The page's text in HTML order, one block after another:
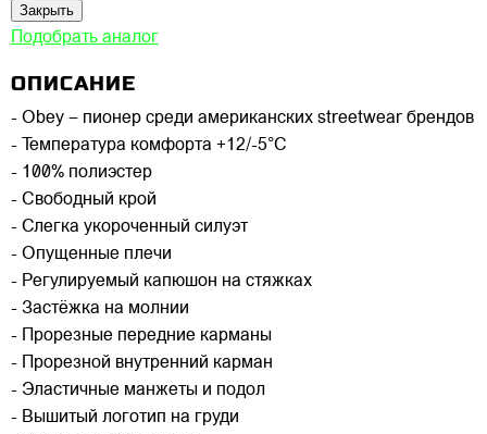
Закрыть
Подобрать аналог
ОПИСАНИЕ
- Obey – пионер среди американских streetwear брендов
- Температура комфорта +12/-5°C
- 100% полиэстер
- Свободный крой
- Слегка укороченный силуэт
- Опущенные плечи
- Регулируемый капюшон на стяжках
- Застёжка на молнии
- Прорезные передние карманы
- Прорезной внутренний карман
- Эластичные манжеты и подол
- Вышитый логотип на груди